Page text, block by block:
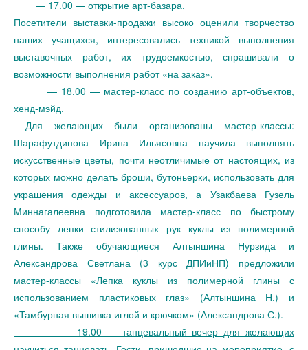
— 17.00 — открытие арт-базара.
Посетители выставки-продажи высоко оценили творчество
наших учащихся, интересовались техникой выполнения
выставочных работ, их трудоемкостью, спрашивали о
возможности выполнения работ «на заказ».
— 18.00 — мастер-класс по созданию арт-объектов,
хенд-мэйд.
Для желающих были организованы мастер-классы:
Шарафутдинова Ирина Ильясовна научила выполнять
искусственные цветы, почти неотличимые от настоящих, из
которых можно делать броши, бутоньерки, использовать для
украшения одежды и аксессуаров, а Узакбаева Гузель
Миннагалеевна подготовила мастер-класс по быстрому
способу лепки стилизованных рук куклы из полимерной
глины. Также обучающиеся Алтыншина Нурзида и
Александрова Светлана (3 курс ДПИиНП) предложили
мастер-классы «Лепка куклы из полимерной глины с
использованием пластиковых глаз» (Алтыншина Н.) и
«Тамбурная вышивка иглой и крючком» (Александрова С.).
— 19.00 — танцевальный вечер для желающих